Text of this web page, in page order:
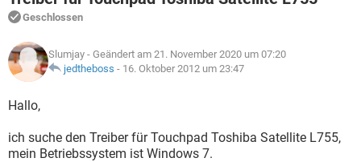
FACEBOOK
WINDOWS 10
WHATSAPP
FACEBOOK HARDWARE
ANDROID
WINDOWS 10 INSTAGRAM
WHATSAPP
FACEBOOK
FORUM
SPIELE
ANDROID IOS
FACEBOOK HARDWARE
LEXIKON
SPIELE
ANDROID
WINDOWS 10 INSTAGRAM
Geschlossen
Slumjay - Geändert am 21. November 2020 um 07:20
jedtheboss - 16. Oktober 2012 um 23:47
Hallo,
ich suche den Treiber für Touchpad Toshiba Satellite L755,
mein Betriebssystem ist Windows 7.